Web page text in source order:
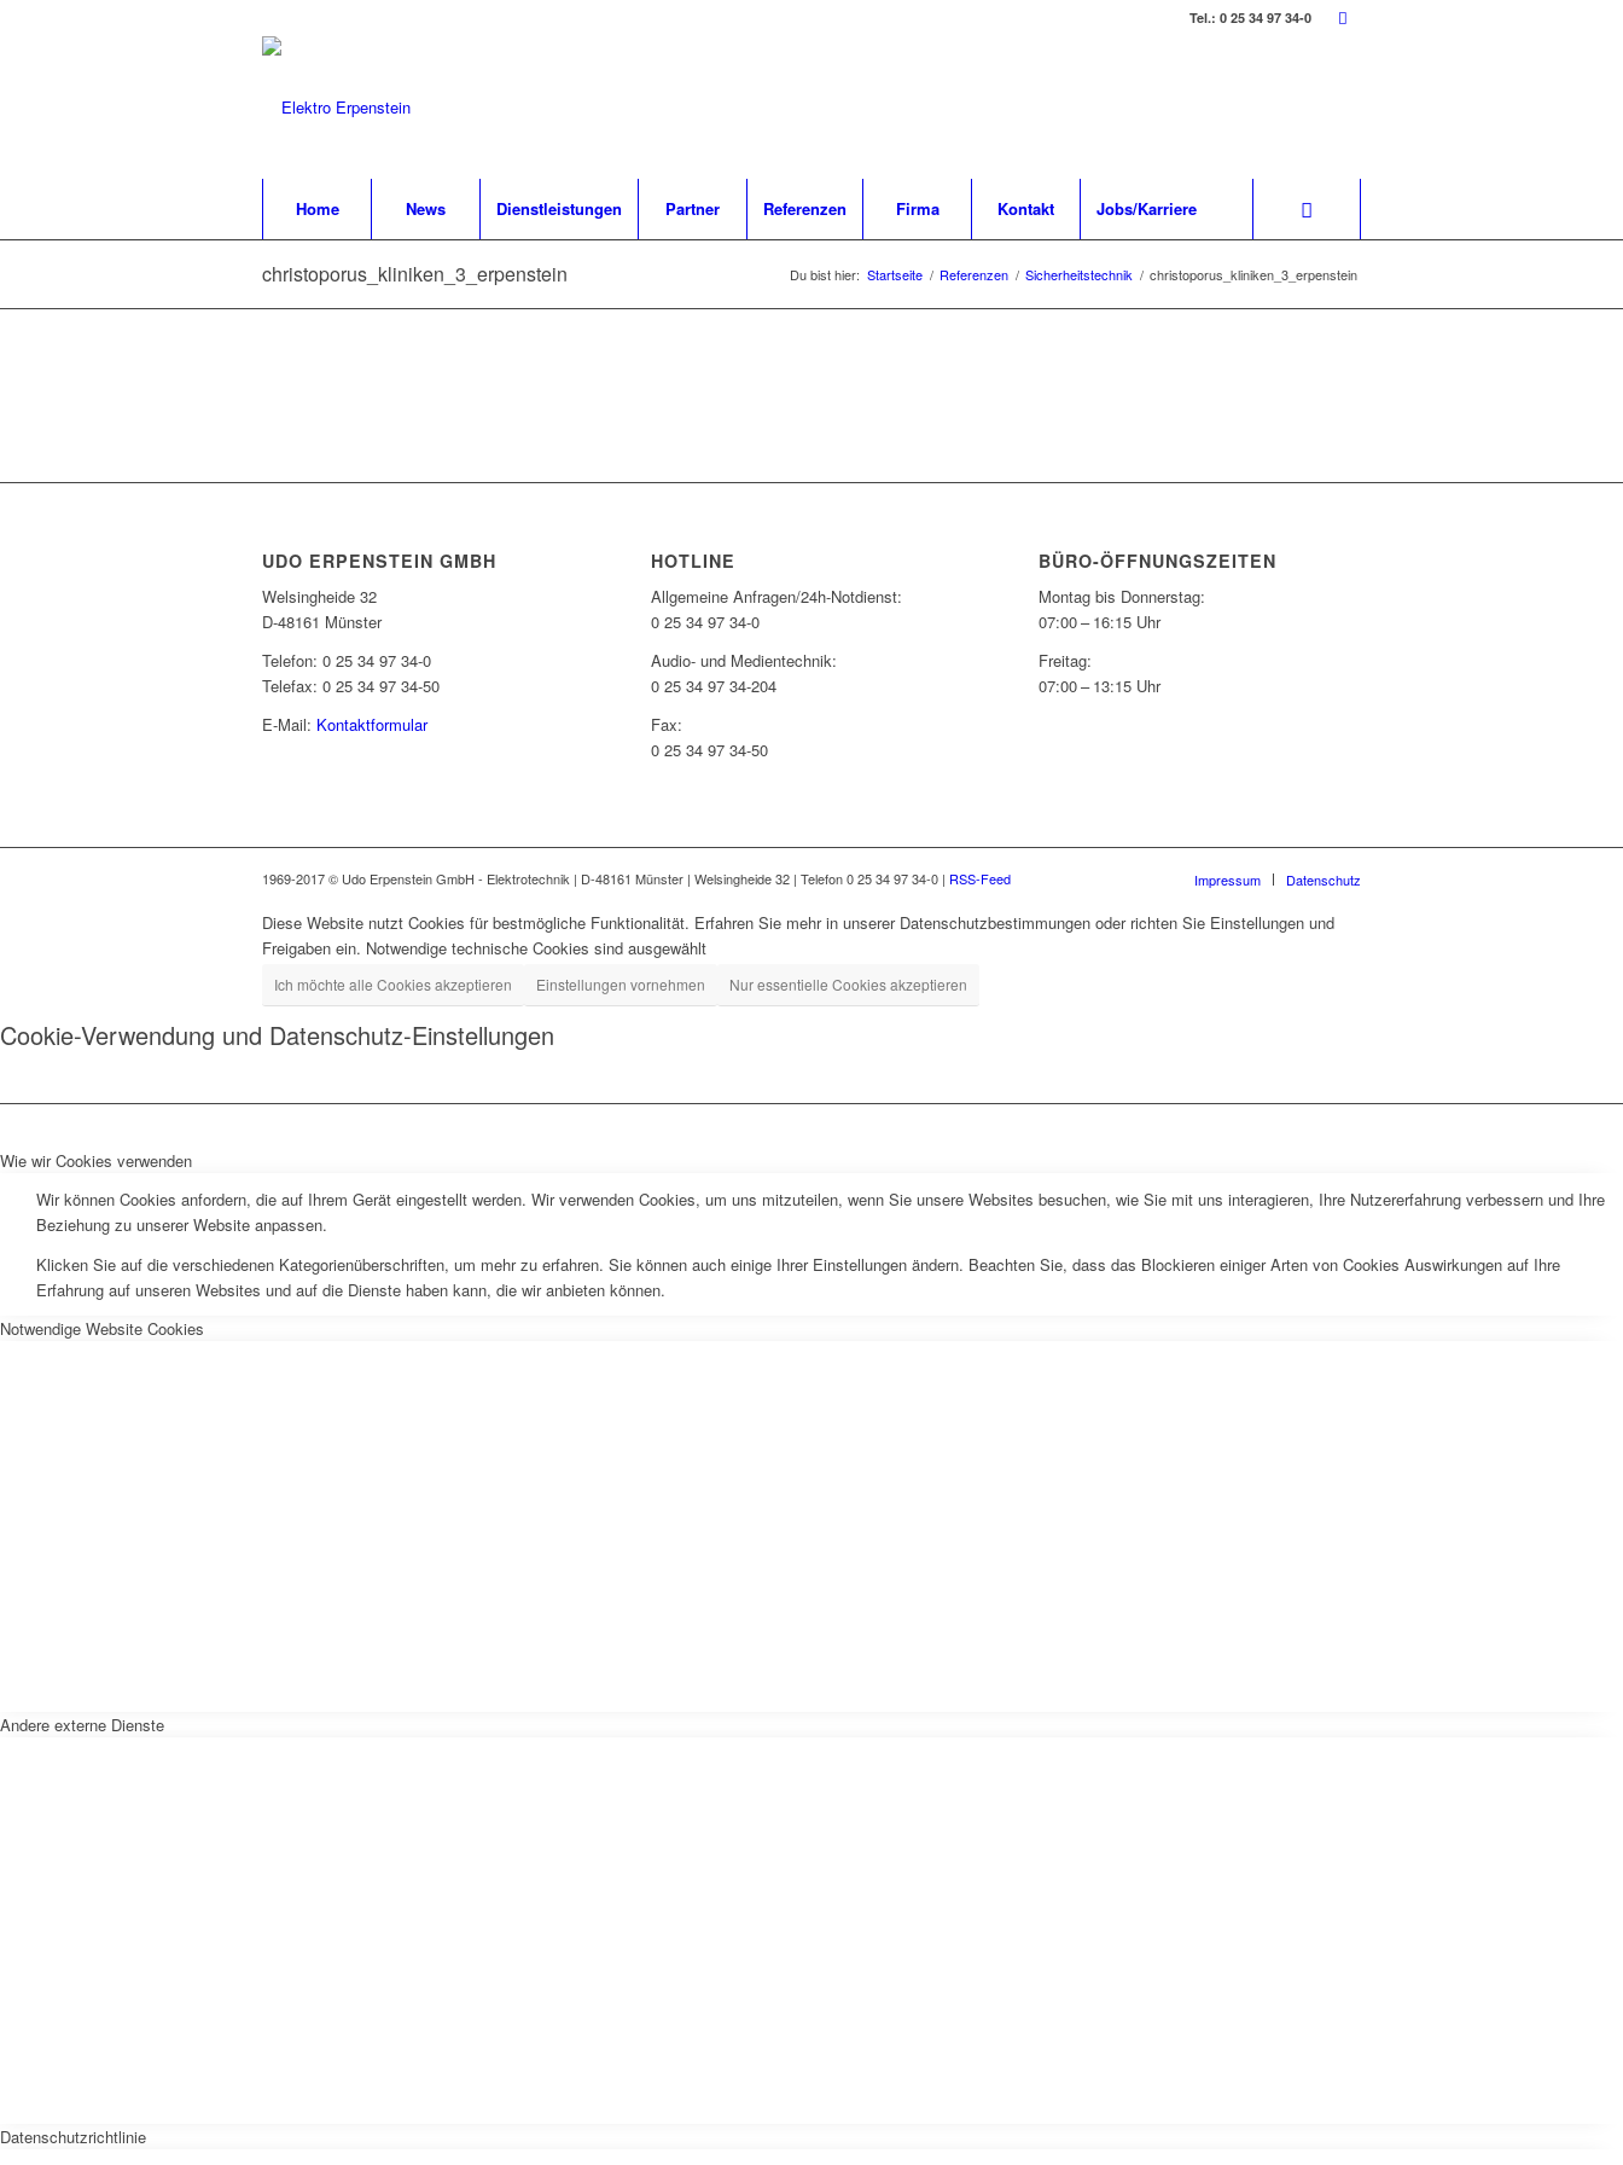
Tel.: 0 25 34 97 34-0
Home News Dienstleistungen Partner Referenzen Firma Kontakt Jobs/Karriere
christoporus_kliniken_3_erpenstein Du bist hier: Startseite / Referenzen / Sicherheitstechnik / christoporus_kliniken_3_erpenstein
UDO ERPENSTEIN GMBH
Welsingheide 32
D-48161 Münster
Telefon: 0 25 34 97 34-0
Telefax: 0 25 34 97 34-50
E-Mail: Kontaktformular
HOTLINE
Allgemeine Anfragen/24h-Notdienst:
0 25 34 97 34-0
Audio- und Medientechnik:
0 25 34 97 34-204
Fax:
0 25 34 97 34-50
BÜRO-ÖFFNUNGSZEITEN
Montag bis Donnerstag:
07:00 – 16:15 Uhr
Freitag:
07:00 – 13:15 Uhr
1969-2017 © Udo Erpenstein GmbH - Elektrotechnik | D-48161 Münster | Welsingheide 32 | Telefon 0 25 34 97 34-0 | RSS-Feed Impressum Datenschutz
Diese Website nutzt Cookies für bestmögliche Funktionalität. Erfahren Sie mehr in unserer Datenschutzbestimmungen oder richten Sie Einstellungen und
Freigaben ein. Notwendige technische Cookies sind ausgewählt
Ich möchte alle Cookies akzeptieren Einstellungen vornehmen Nur essentielle Cookies akzeptieren
Cookie-Verwendung und Datenschutz-Einstellungen
Wie wir Cookies verwenden
Wir können Cookies anfordern, die auf Ihrem Gerät eingestellt werden. Wir verwenden Cookies, um uns mitzuteilen, wenn Sie unsere Websites besuchen, wie Sie mit uns interagieren, Ihre Nutzererfahrung verbessern und Ihre
Beziehung zu unserer Website anpassen.
Klicken Sie auf die verschiedenen Kategorienüberschriften, um mehr zu erfahren. Sie können auch einige Ihrer Einstellungen ändern. Beachten Sie, dass das Blockieren einiger Arten von Cookies Auswirkungen auf Ihre
Erfahrung auf unseren Websites und auf die Dienste haben kann, die wir anbieten können.
Notwendige Website Cookies
Andere externe Dienste
Datenschutzrichtlinie